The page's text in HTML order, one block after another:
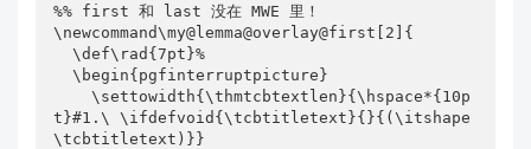
%% first 和 last 没在 MWE 里！
\newcommand\my@lemma@overlay@first[2]{
  \def\rad{7pt}%
  \begin{pgfinterruptpicture}
    \settowidth{\thmtcbtextlen}{\hspace*{10p
t}#1.\ \ifdefvoid{\tcbtitletext}{}{(\itshape
\tcbtitletext)}}